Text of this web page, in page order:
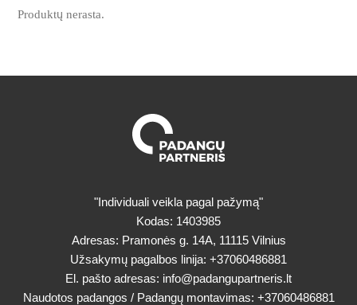
Produktų nerasta.
"Individuali veikla pagal pažymą"
Kodas: 1403985
Adresas: Pramonės g. 14A, 11115 Vilnius
Užsakymų pagalbos linija: +37060486881
El. pašto adresas: info@padangupartneris.lt
Naudotos padangos / Padangų montavimas: +37060486881